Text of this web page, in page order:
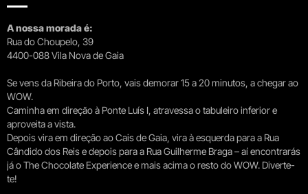
A nossa morada é:
Rua do Choupelo, 39
4400-088 Vila Nova de Gaia
Se vens da Ribeira do Porto, vais demorar 15 a 20 minutos, a chegar ao
WOW.
Caminha em direção à Ponte Luís I, atravessa o tabuleiro inferior e
aproveita a vista.
Depois vira em direção ao Cais de Gaia, vira à esquerda para a Rua
Cândido dos Reis e depois para a Rua Guilherme Braga – aí encontrarás
já o The Chocolate Experience e mais acima o resto do WOW. Diverte-
te!